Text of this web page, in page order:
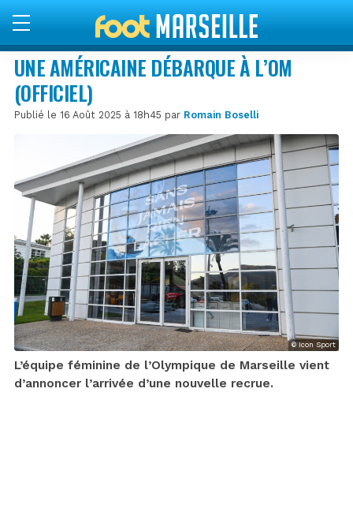
UNE AMÉRICAINE DÉBARQUE À L’OM
(OFFICIEL)
Publié le 16 Août 2025 à 18h45 par Romain Boselli
© Icon Sport
L’équipe féminine de l’Olympique de Marseille vient
d’annoncer l’arrivée d’une nouvelle recrue.